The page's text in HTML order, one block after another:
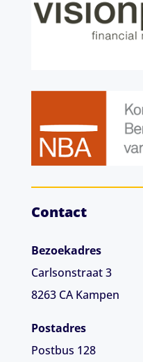
Contact
Bezoekadres
Carlsonstraat 3
8263 CA Kampen
Postadres
Postbus 128